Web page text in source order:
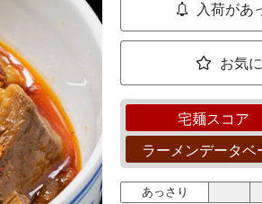
入荷があ
お気
宅麺スコア
ラーメンデータベ
あっさり